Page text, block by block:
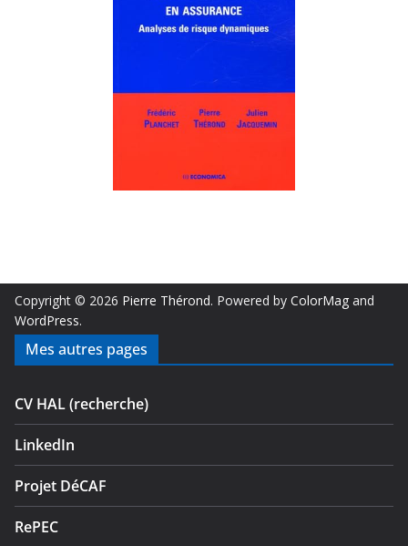
Copyright © 2026 Pierre Thérond. Powered by ColorMag and
WordPress.
Mes autres pages
CV HAL (recherche)
LinkedIn
Projet DéCAF
RePEC